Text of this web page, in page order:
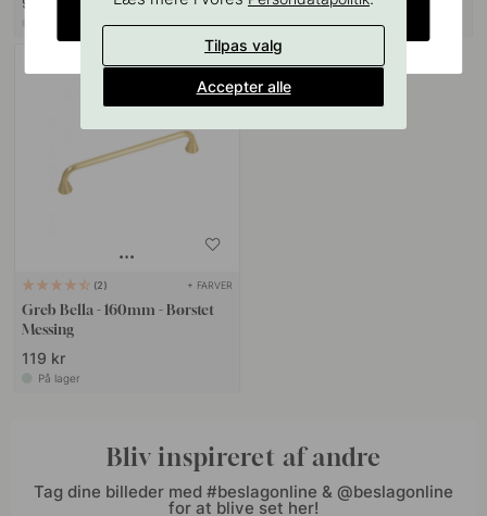
På lager
2 + FARVER
Greb Bella - 160mm - Børstet
Messing
119 kr
På lager
Bliv inspireret af andre
Tag dine billeder med #beslagonline & @beslagonline
for at blive set her!
Tilpas valg
Accepter alle